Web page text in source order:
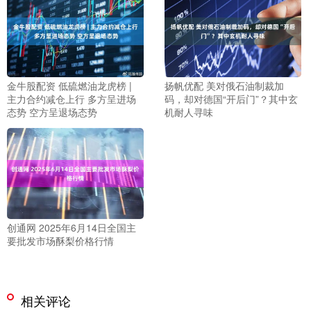
金牛股配资 低硫燃油龙虎榜 |
主力合约减仓上行 多方呈进场
态势 空方呈退场态势
扬帆优配 美对俄石油制裁加
码，却对德国“开后门”？其中玄
机耐人寻味
创通网 2025年6月14日全国主
要批发市场酥梨价格行情
相关评论